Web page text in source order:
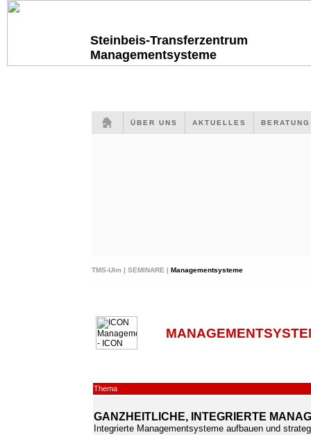
Steinbeis-Transferzentrum
Managementsysteme
ÜBER UNS AKTUELLES
TMS-Ulm | SEMINARE | Managementsysteme
Thema
GANZHEITLICHE, INTEGRIERTE
Integrierte Managementsysteme aufbauen und